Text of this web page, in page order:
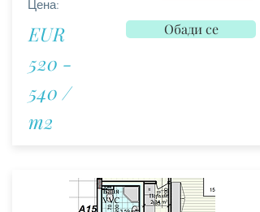
Цена:
EUR
520 -
540 /
m2
Обади се